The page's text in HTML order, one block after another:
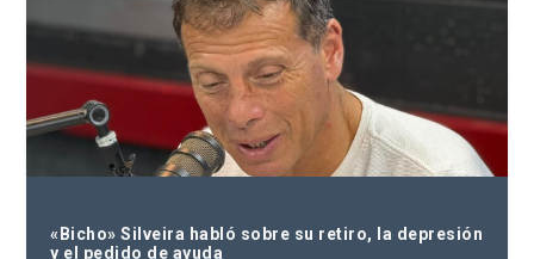
«Bicho» Silveira habló sobre su retiro, la depresión
y el pedido de ayuda